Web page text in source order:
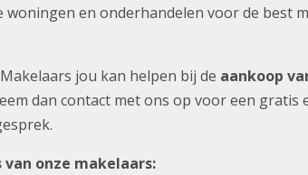
woningen en onderhandelen voor de best
jou kan helpen bij de aankoop
dan contact met ons op voor een gratis
onze makelaars: